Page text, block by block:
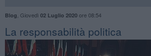
Blog Giovedì 02 Luglio 2020ore 08:54
La responsabilità politica